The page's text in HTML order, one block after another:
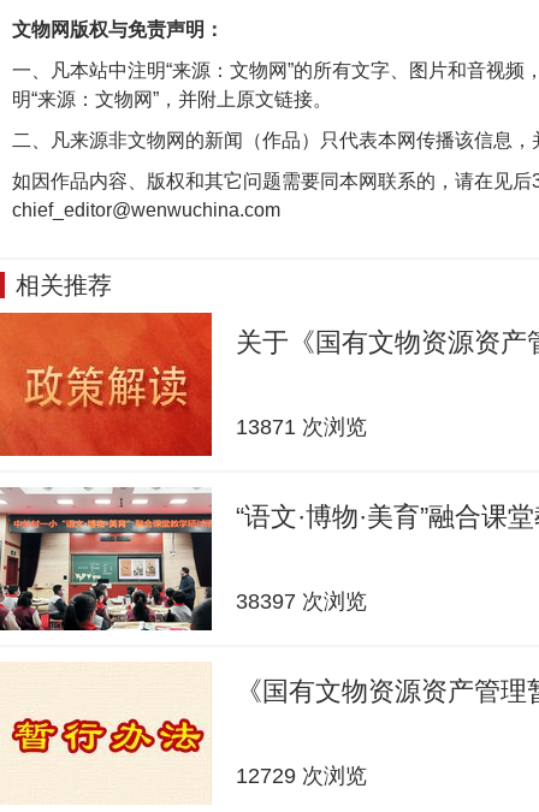
文物网版权与免责声明：
一、凡本站中注明“来源：文物网”的所有文字、图片和音视
明“来源：文物网”，并附上原文链接。
二、凡来源非文物网的新闻（作品）只代表本网传播该信息
如因作品内容、版权和其它问题需要同本网联系的，请在见后
chief_editor@wenwuchina.com
相关推荐
关于《国有文物资源资
13871 次浏览
“语文·博物·美育”融合课
38397 次浏览
《国有文物资源资产管
12729 次浏览